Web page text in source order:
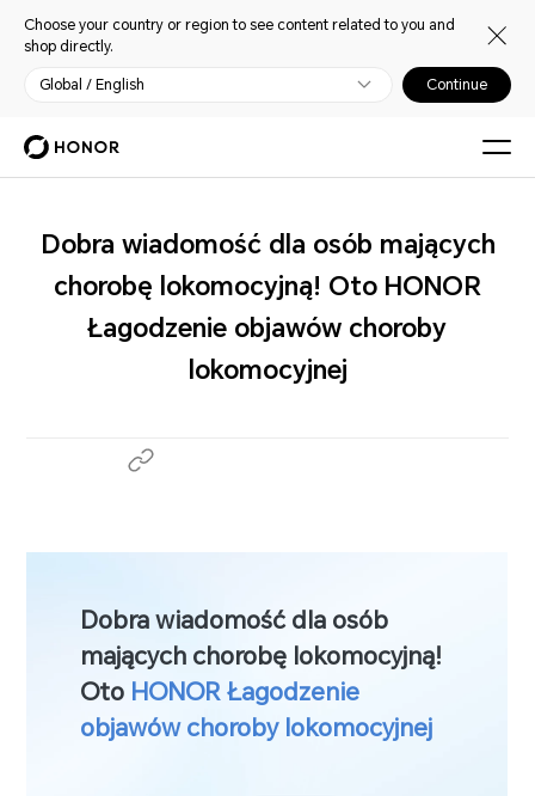
Choose your country or region to see content related to you and
shop directly.
Global / English Continue
Dobra wiadomość dla osób mających
chorobę lokomocyjną! Oto HONOR
Łagodzenie objawów choroby
lokomocyjnej